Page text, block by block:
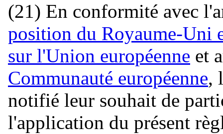
(21) En conformité avec
position du Royaume-Uni
sur l'Union européenne et
Communauté européenne,
notifié leur souhait de
l'application du présent